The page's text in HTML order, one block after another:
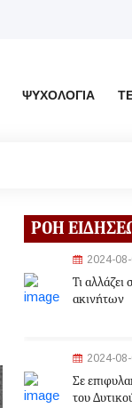
ΨΥΧΟΛΟΓΊΑ
ΡΟΗ
2024-
Τι
ακινήτων
2024-
Σε
του